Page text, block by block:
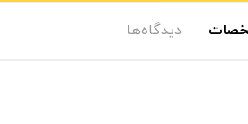
دیدگاه‌ها